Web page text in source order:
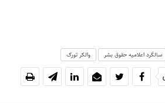
سالگرد اعلامیه حقوق بشر والکر تورک